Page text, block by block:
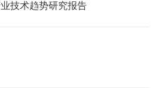
技术趋势研究报告